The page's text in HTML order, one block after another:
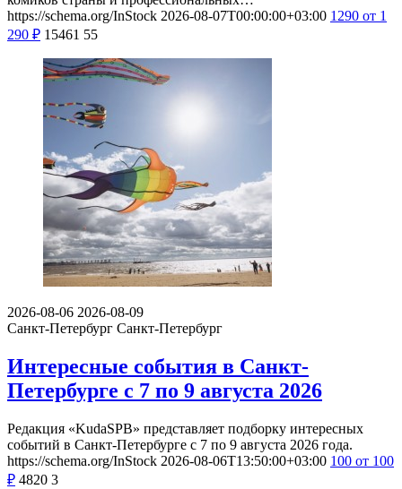
https://schema.org/InStock 2026-08-07T00:00:00+03:00 1290 от 1
290 ₽ 15461 55
2026-08-06 2026-08-09
Санкт-Петербург Санкт-Петербург
Интересные события в Санкт-
Петербурге с 7 по 9 августа 2026
Редакция «KudaSPB» представляет подборку интересных
событий в Санкт-Петербурге с 7 по 9 августа 2026 года.
https://schema.org/InStock 2026-08-06T13:50:00+03:00 100 от 100
₽ 4820 3